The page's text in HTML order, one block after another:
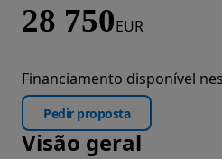
28 750EUR
Financiamento disponível
Pedir proposta
Visão geral